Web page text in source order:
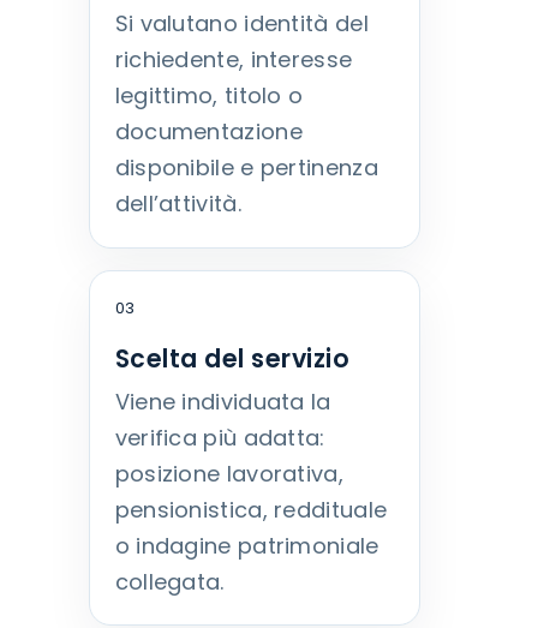
Si valutano identità del
richiedente, interesse
legittimo, titolo o
documentazione
disponibile e pertinenza
dell’attività.
03
Scelta del servizio
Viene individuata la
verifica più adatta:
posizione lavorativa,
pensionistica, reddituale
o indagine patrimoniale
collegata.